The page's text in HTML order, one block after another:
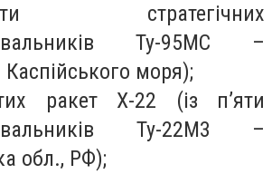
стратегічних
Ту-95МС –
Каспійського моря);
ракет Х-22 (із п’яти
Ту-22М3 –
обл., РФ);